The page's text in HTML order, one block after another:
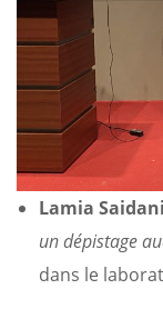
Lamia Saidani
un dépistage
dans le